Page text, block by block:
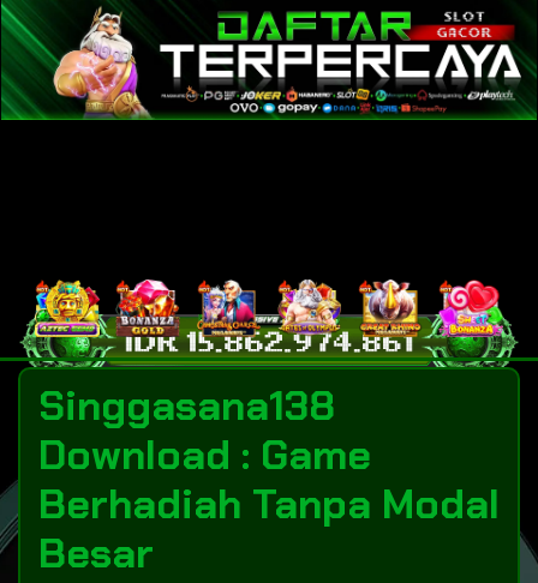
Singgasana138
Download : Game
Berhadiah Tanpa Modal
Besar